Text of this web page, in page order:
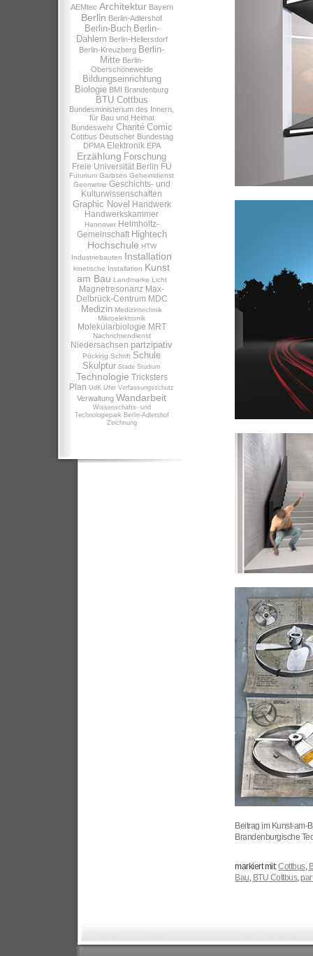
AEMtec Architektur Bayern
Berlin Berlin-Adlershof
Berlin-Buch Berlin-
Dahlem Berlin-Hellersdorf
Berlin-Kreuzberg Berlin-
Mitte Berlin-
Oberschöneweide
Bildungseinrichtung
Biologie BMI Brandenburg
BTU Cottbus
Bundesministerium des Innern,
für Bau und Heimat
Bundeswehr Charité Comic
Cottbus Deutscher Bundestag
DPMA Elektronik EPA
Erzählung Forschung
Freie Universität Berlin FU
Futurium Garbsen Geheimdienst
Geometrie Geschichts- und
Kulturwissenschaften
Graphic Novel Handwerk
Handwerkskammer
Hannover Helmholtz-
Gemeinschaft Hightech
Hochschule HTW
Industriebauten Installation
kinetische Installation Kunst
am Bau Landmarke Licht
Magnetresonanz Max-
Delbrück-Centrum MDC
Medizin Medizintechnik
Mikroelektronik
Molekularbiologie MRT
Nachrichtendienst
Niedersachsen partzipativ
Pöcking Schrift Schule
Skulptur Stade Studium
Technologie Tricksters
Plan UdK Ufer Verfassungsschutz
Verwaltung Wandarbeit
Wissenschafts- und
Technologiepark Berlin-Adlershof
Zeichnung
Beitrag im Kunst-am-
Brandenburgische
markiert mit:Cottbus,
Bau, BTU Cottbus,